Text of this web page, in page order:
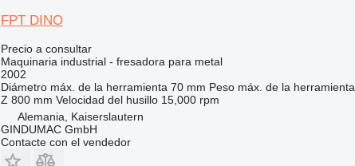
FPT DINO
Precio a consultar
Maquinaria industrial - fresadora para metal
2002
Diámetro máx. de la herramienta 70 mm Peso máx. de la herramienta
Z 800 mm Velocidad del husillo 15,000 rpm
Alemania, Kaiserslautern
GINDUMAC GmbH
Contacte con el vendedor